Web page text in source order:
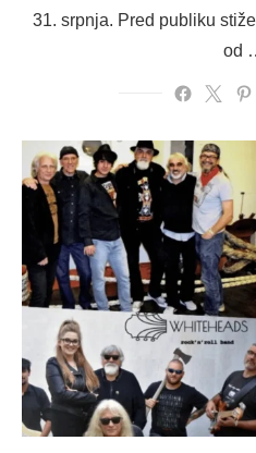
31. srpnja. Pred publiku
od